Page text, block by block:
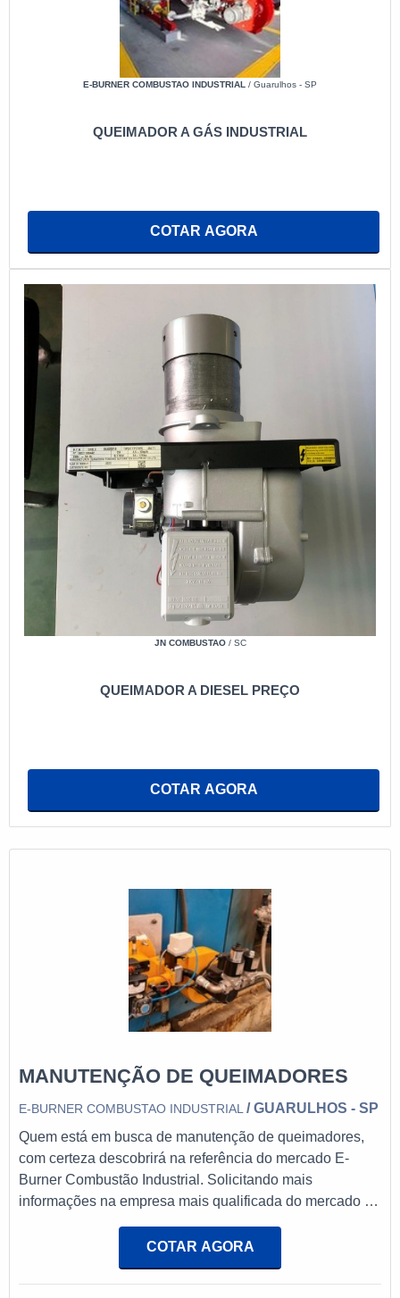
E-BURNER COMBUSTAO INDUSTRIAL / Guarulhos - SP
QUEIMADOR A GÁS INDUSTRIAL
COTAR AGORA
JN COMBUSTAO/ SC
QUEIMADOR A DIESEL PREÇO
COTAR AGORA
MANUTENÇÃO DE QUEIMADORES
E-BURNER COMBUSTAO INDUSTRIAL / GUARULHOS - SP
Quem está em busca de manutenção de queimadores,
com certeza descobrirá na referência do mercado E-
Burner Combustão Industrial. Solicitando mais
informações na empresa mais qualificada do mercado e
qualidade.DIFERENCIAIS IMPORTANTES DE
MANUTENÇÃO DE QUEIMADORESQuem busca por
manutenção de queimadores em uma empresa
COTAR AGORA